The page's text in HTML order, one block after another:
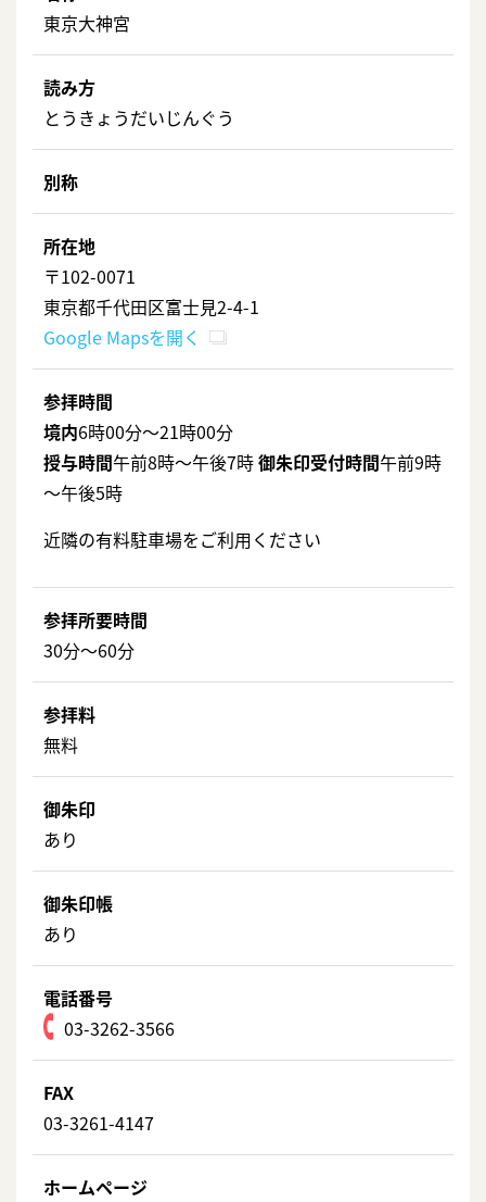
東京大神宮
読み方
とうきょうだいじんぐう
別称
所在地
〒102-0071
東京都千代田区富士見2-4-1
Google Mapsを開く
参拝時間
境内6時00分～21時00分
授与時間午前8時～午後7時御朱印受付時間午前9時
～午後5時
近隣の有料駐車場をご利用ください
参拝所要時間
30分〜60分
参拝料
無料
御朱印
あり
御朱印帳
あり
電話番号
03-3262-3566
FAX
03-3261-4147
ホームページ